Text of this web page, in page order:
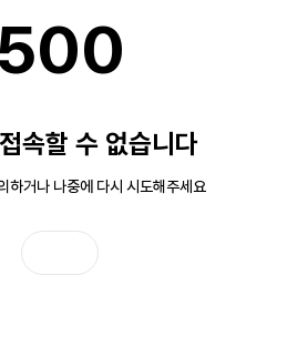
500
속할 수 없습니다
하거나 나중에 다시 시도해주세요